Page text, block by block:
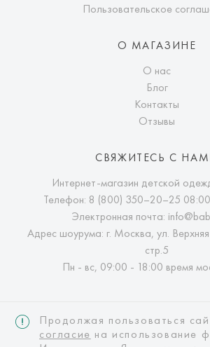
Пользовательское
О МАГАЗИНЕ
О нас
Блог
Контакты
Отзывы
СВЯЖИТЕСЬ С
Интернет-магазин детской
Телефон: 8 (800) 350–20–25
Электронная почта:
Адрес шоурума: г. Москва, ул.
стр.5
Пн - вс, 09:00 - 18:00 время
Продолжая пользоваться
согласие на использование